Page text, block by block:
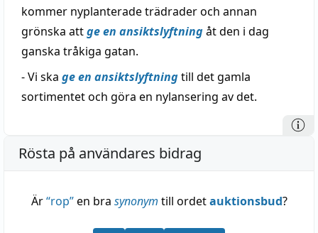
kommer nyplanterade trädrader och annan
grönska attge en ansiktslyftningåt den i dag
ganska tråkiga gatan.
- Vi ska ge en ansiktslyftningtill det gamla
sortimentet och göra en nylansering av det.
Rösta på användares bidrag
Är“rop”en bra synonym till ordetauktionsbud?